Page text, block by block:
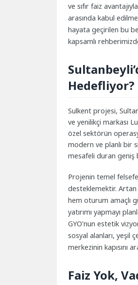
ve sıfır faiz
arasında kabul
hayata geçirilen bu
kapsamlı
Hedefliyor?
Sulkent projesi,
ve yenilikçi markası
özel sektörün
modern ve planlı bir
mesafeli duran
Projenin temel
desteklemektir. Artan
hem oturum amaçlı
yatırımı yapmayı
GYO’nun estetik
sosyal alanları, yeşil
merkezinin kapısını
Faiz Yok,